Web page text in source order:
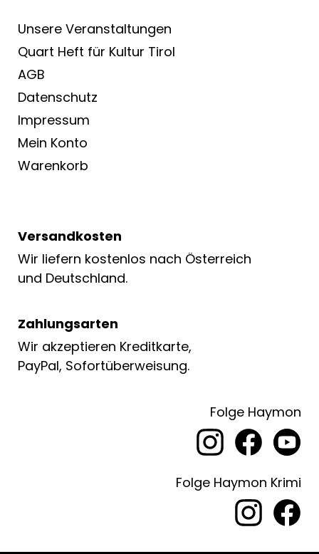
Unsere Veranstaltungen
Quart Heft für Kultur Tirol
AGB
Datenschutz
Impressum
Mein Konto
Warenkorb
Versandkosten
Wir liefern kostenlos nach Österreich
und Deutschland.
Zahlungsarten
Wir akzeptieren Kreditkarte,
PayPal, Sofortüberweisung.
Folge Haymon
Folge Haymon Krimi